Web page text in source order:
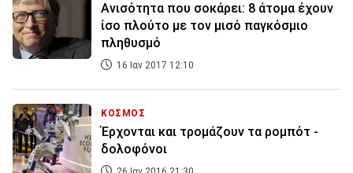
Ανισότητα που σοκάρει: 8 άτομα έχουν
ίσο πλούτο με τον μισό παγκόσμιο
πληθυσμό
16 Ιαν 2017 12:10
ΚΟΣΜΟΣ
Έρχονται και τρομάζουν τα ρομπότ -
δολοφόνοι